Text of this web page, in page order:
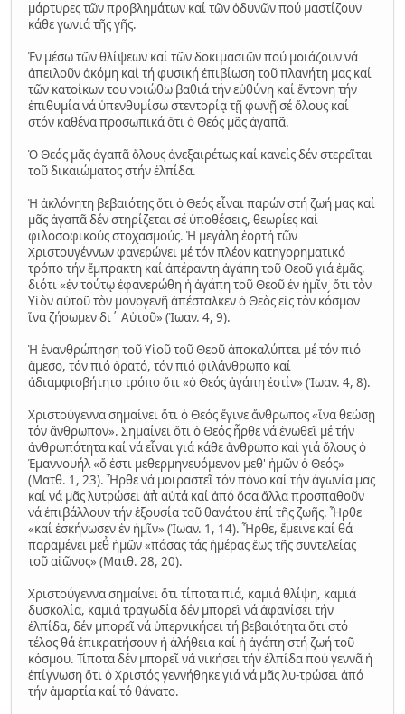
μάρτυρες τῶν προβλημάτων καί τῶν ὀδυνῶν πού μαστίζουν
κάθε γωνιά τῆς γῆς.
Ἐν μέσω τῶν θλίψεων καί τῶν δοκιμασιῶν πού μοιάζουν νά
ἀπειλοῦν ἀκόμη καί τή φυσική ἐπιβίωση τοῦ πλανήτη μας καί
τῶν κατοίκων του νοιώθω βαθιά τήν εὐθύνη καί ἔντονη τήν
ἐπιθυμία νά ὑπενθυμίσω στεντορίᾳ τῇ φωνῇ σέ ὅλους καί
στόν καθένα προσωπικά ὅτι ὁ Θεός μᾶς ἀγαπᾶ.
Ὁ Θεός μᾶς ἀγαπᾶ ὅλους ἀνεξαιρέτως καί κανείς δέν στερεῖται
τοῦ δικαιώματος στήν ἐλπίδα.
Ἡ ἀκλόνητη βεβαιότης ὅτι ὁ Θεός εἶναι παρών στή ζωή μας καί
μᾶς ἀγαπᾶ δέν στηρίζεται σέ ὑποθέσεις, θεωρίες καί
φιλοσοφικούς στοχασμούς. Ἡ μεγάλη ἑορτή τῶν
Χριστουγέννων φανερώνει μέ τόν πλέον κατηγορηματικό
τρόπο τήν ἔμπρακτη καί ἀπέραντη ἀγάπη τοῦ Θεοῦ γιά ἑμᾶς,
διότι «ἐν τούτῳ ἐφανερώθη ἡ ἀγάπη τοῦ Θεοῦ ἐν ἡμῖν͵ ὅτι τὸν
Υἱὸν αὐτοῦ τὸν μονογενῆ ἀπέσταλκεν ὁ Θεὸς εἰς τὸν κόσμον
ἵνα ζήσωμεν δι΄ Αὐτοῦ» (Ἰωαν. 4, 9).
Ἡ ἐνανθρώπηση τοῦ Υἱοῦ τοῦ Θεοῦ ἀποκαλύπτει μέ τόν πιό
ἄμεσο, τόν πιό ὁρατό, τόν πιό φιλάνθρωπο καί
ἀδιαμφισβήτητο τρόπο ὅτι «ὁ Θεός ἀγάπη ἐστίν» (Ἰωαν. 4, 8).
Χριστούγεννα σημαίνει ὅτι ὁ Θεός ἔγινε ἄνθρωπος «ἵνα θεώσῃ
τόν ἄνθρωπον». Σημαίνει ὅτι ὁ Θεός ἦρθε νά ἑνωθεῖ μέ τήν
ἀνθρωπότητα καί νά εἶναι γιά κάθε ἄνθρωπο καί γιά ὅλους ὁ
Ἐμαννουήλ «ὅ ἐστι μεθερμηνευόμενον μεθ' ἡμῶν ὁ Θεός»
(Ματθ. 1, 23). Ἦρθε νά μοιραστεῖ τόν πόνο καί τήν ἀγωνία μας
καί νά μᾶς λυτρώσει ἀπ̉ αὐτά καί ἀπό ὅσα ἄλλα προσπαθοῦν
νά ἐπιβάλλουν τήν ἐξουσία τοῦ θανάτου ἐπί τῆς ζωῆς. Ἦρθε
«καί ἐσκήνωσεν ἐν ἡμῖν» (Ἰωαν. 1, 14). Ἦρθε, ἔμεινε καί θά
παραμένει μεθ̉ ἡμῶν «πάσας τάς ἡμέρας ἕως τῆς συντελείας
τοῦ αἰῶνος» (Ματθ. 28, 20).
Χριστούγεννα σημαίνει ὅτι τίποτα πιά, καμιά θλίψη, καμιά
δυσκολία, καμιά τραγωδία δέν μπορεῖ νά ἀφανίσει τήν
ἐλπίδα, δέν μπορεῖ νά ὑπερνικήσει τή βεβαιότητα ὅτι στό
τέλος θά ἐπικρατήσουν ἡ ἀλήθεια καί ἡ ἀγάπη στή ζωή τοῦ
κόσμου. Τίποτα δέν μπορεῖ νά νικήσει τήν ἐλπίδα πού γεννᾶ ἡ
ἐπίγνωση ὅτι ὁ Χριστός γεννήθηκε γιά νά μᾶς λυ-τρώσει ἀπό
τήν ἁμαρτία καί τό θάνατο.